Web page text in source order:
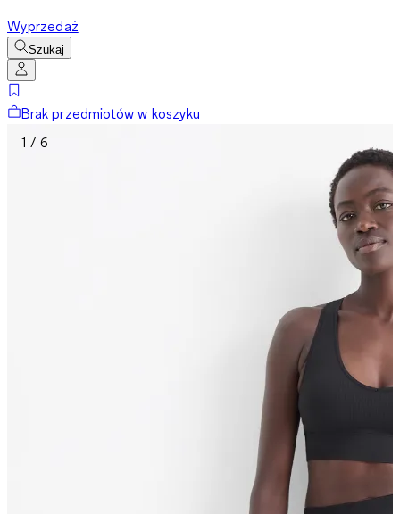
Wyprzedaż
Szukaj
Brak przedmiotów w koszyku
1 / 6